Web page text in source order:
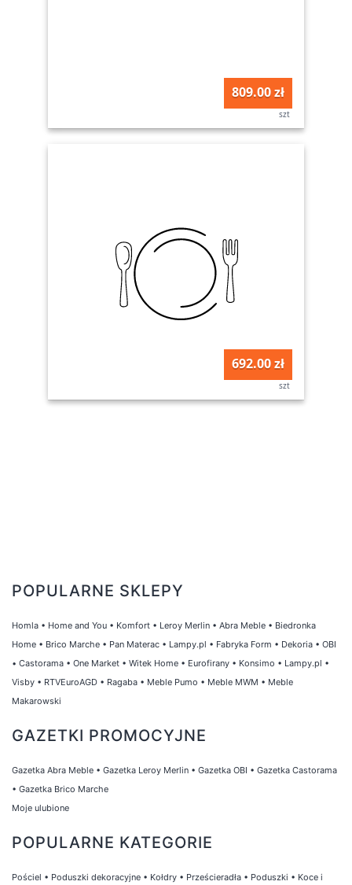
809.00 zł
szt
692.00 zł
szt
POPULARNE SKLEPY
Homla • Home and You • Komfort • Leroy Merlin • Abra Meble • Biedronka
Home • Brico Marche • Pan Materac • Lampy.pl • Fabryka Form • Dekoria • OBI
• Castorama • One Market • Witek Home • Eurofirany • Konsimo • Lampy.pl •
Visby • RTVEuroAGD • Ragaba • Meble Pumo • Meble MWM • Meble
Makarowski
GAZETKI PROMOCYJNE
Gazetka Abra Meble • Gazetka Leroy Merlin • Gazetka OBI • Gazetka Castorama
• Gazetka Brico Marche
Moje ulubione
POPULARNE KATEGORIE
Pościel • Poduszki dekoracyjne • Kołdry • Prześcieradła • Poduszki • Koce i